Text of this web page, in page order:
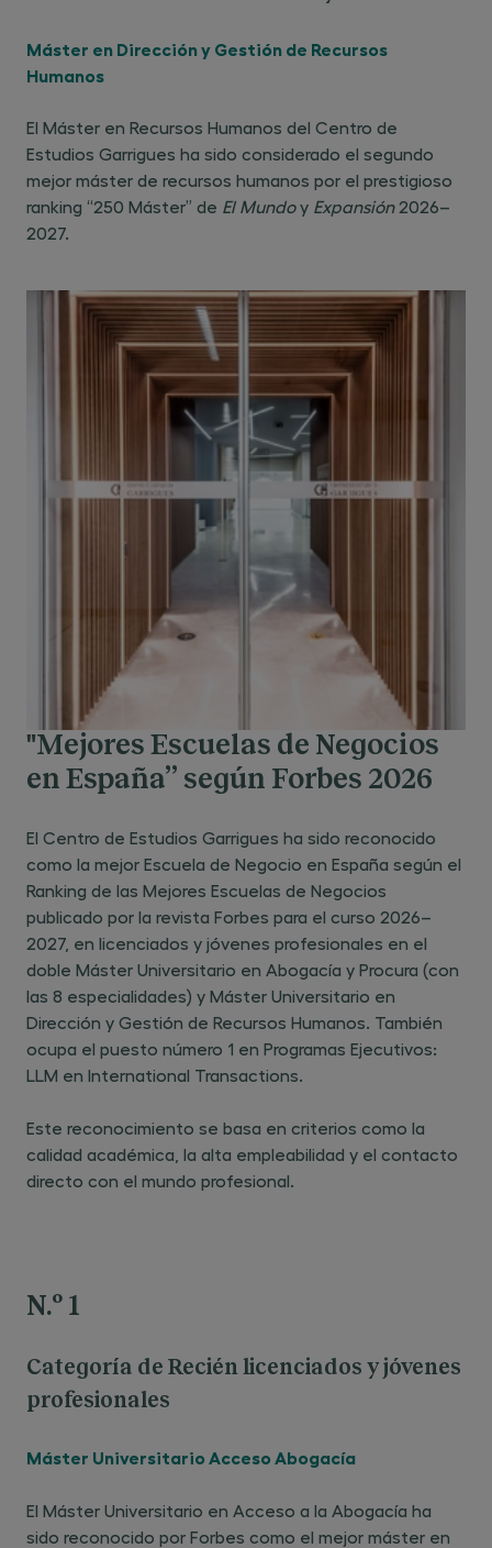
Máster en Dirección y Gestión de Recursos
Humanos
El Máster en Recursos Humanos del Centro de
Estudios Garrigues ha sido considerado el segundo
mejor máster de recursos humanos por el prestigioso
ranking “250 Máster” de El Mundoy Expansión2026–
2027.
"Mejores Escuelas de Negocios
en España” según Forbes 2026
El Centro de Estudios Garrigues ha sido reconocido
como la mejor Escuela de Negocio en España según el
Ranking de las Mejores Escuelas de Negocios
publicado por la revista Forbes para el curso 2026–
2027, en licenciados y jóvenes profesionales en el
doble Máster Universitario en Abogacía y Procura (con
las 8 especialidades) y Máster Universitario en
Dirección y Gestión de Recursos Humanos. También
ocupa el puesto número 1 en Programas Ejecutivos:
LLM en International Transactions.
Este reconocimiento se basa en criterios como la
calidad académica, la alta empleabilidad y el contacto
directo con el mundo profesional.
N.º 1
Categoría de Recién licenciados y jóvenes
profesionales
Máster Universitario Acceso Abogacía
El Máster Universitario en Acceso a la Abogacía ha
sido reconocido por Forbes como el mejor máster en